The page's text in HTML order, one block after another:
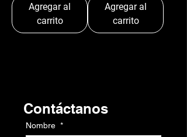
Agregar al
carrito
Agregar al
carrito
Contacto
Nombre *
Contáctanos